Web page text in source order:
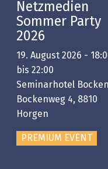
Netzmedien
Sommer Party
2026
19. August 2026 -
bis 22:00
Seminarhotel
Bockenweg 4, 8810
Horgen
PREMIUM EVENT